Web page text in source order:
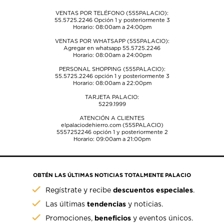
VENTAS POR TELÉFONO (555PALACIO):
55.5725.2246Opción 1 y posteriormente 3
Horario: 08:00am a 24:00pm
VENTAS POR WHATSAPP (555PALACIO):
Agregar en whatsapp 55.5725.2246
Horario: 08:00am a 24:00pm
PERSONAL SHOPPING (555PALACIO):
55.5725.2246opción 1 y posteriormente 3
Horario: 08:00am a 22:00pm
TARJETA PALACIO:
5229.1999
ATENCIÓN A CLIENTES
elpalaciodehierro.com (555PALACIO)
5557252246opción 1 y posteriormente 2
Horario: 09:00am a 21:00pm
OBTÉN LAS ÚLTIMAS NOTICIAS TOTALMENTE PALACIO
Regístrate y recibedescuentos especiales.
Las últimastendencias y noticias.
Promociones, beneficios y eventos únicos.